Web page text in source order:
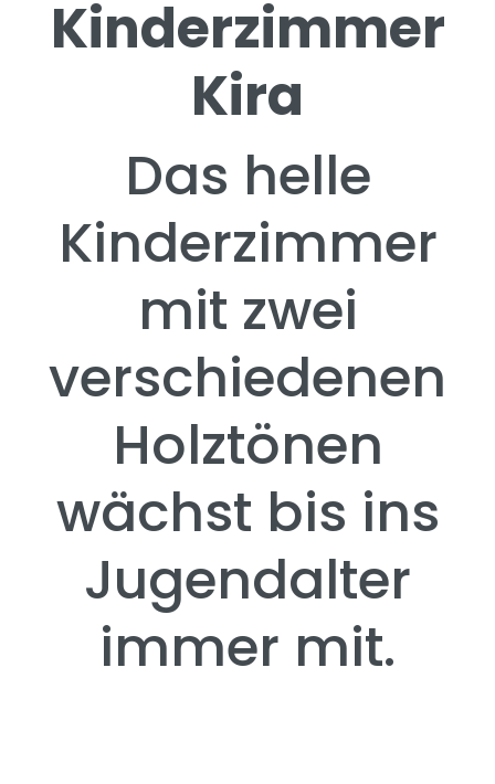
Kinderzimmer
Kira
Das helle
Kinderzimmer
mit zwei
verschiedenen
Holztönen
wächst bis ins
Jugendalter
immer mit.